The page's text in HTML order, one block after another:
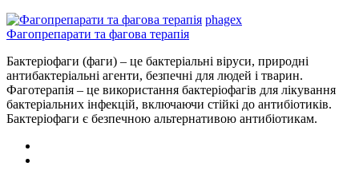
phagex
Фагопрепарати та фагова терапія
Бактеріофаги (фаги) – це бактеріальні віруси, природні
антибактеріальні агенти, безпечні для людей і тварин.
Фаготерапія – це використання бактеріофагів для лікування
бактеріальних інфекцій, включаючи стійкі до антибіотиків.
Бактеріофаги є безпечною альтернативою антибіотикам.